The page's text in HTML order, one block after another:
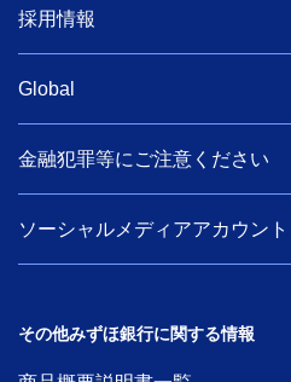
採用情報
Global
金融犯罪等にご注意ください
ソーシャルメディアアカウント
その他みずほ銀行に関する情報